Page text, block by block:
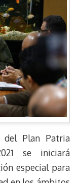
del Plan Patria
se iniciará
especial para